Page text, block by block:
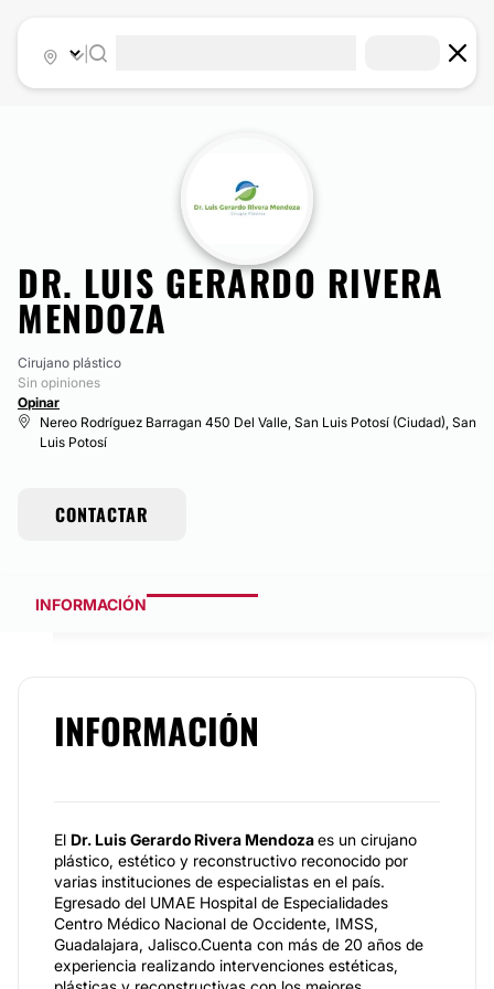
DR. LUIS GERARDO RIVERA
MENDOZA
Cirujano plástico
Sin opiniones
Opinar
Nereo Rodríguez Barragan 450 Del Valle, San Luis Potosí (Ciudad), San
Luis Potosí
CONTACTAR
INFORMACIÓN
INFORMACIÓN
El Dr. Luis Gerardo Rivera Mendozaes un cirujano
plástico, estético y reconstructivo reconocido por
varias instituciones de especialistas en el país.
Egresado del UMAE Hospital de Especialidades
Centro Médico Nacional de Occidente, IMSS,
Guadalajara, Jalisco.Cuenta con más de 20 años de
experiencia realizando intervenciones estéticas,